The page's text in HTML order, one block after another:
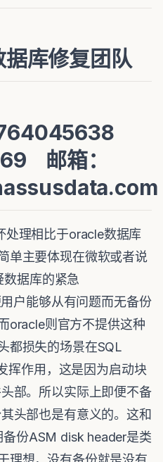
库修复团队
邮箱：
处理相比于oracle数据库
单主要体现在微软或者说
据库的紧急
户能够从有问题而无备份
oracle则官方不提供这种
都损失的场景在SQL
挥作用，这是因为启动块
部。所以实际上即便不备
头部也是有意义的。这和
份ASM disk header是类